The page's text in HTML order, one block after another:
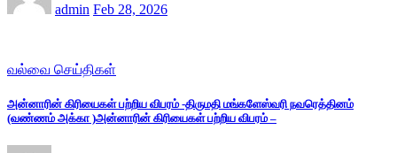
admin Feb 28, 2026
வல்வை செய்திகள்
அன்னாரின் கிரியைகள் பற்றிய விபரம் -திருமதி மங்களேஸ்வரி நவரெத்தினம்
(வண்ணம் அக்கா )அன்னாரின் கிரியைகள் பற்றிய விபரம் –